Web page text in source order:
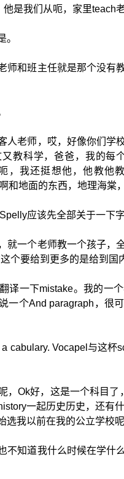
是我们从呃，家里teach老
。
师和班主任就是那个没有
人老师，哎，好像你们学
教科学，爸爸，我的每
，我还挺想他，他教他
和地面的东西，地理海棠
应该先全部关于一下
就一个老师教一个孩子，
个要给到更多的是给到国
译一下mistake。我的一
一个And paragraph，很
cabulary. Vocapel与这杯
，Ok好，这是一个科目
一起历史历史，还有
选我以前在我的公立学校呢
不知道我什么时候在学什